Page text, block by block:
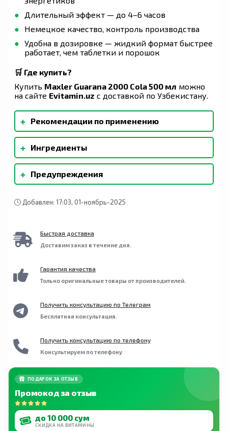
Длительный эффект — до 4–6 часов
Немецкое качество, контроль производства
Удобна в дозировке — жидкий формат быстрее
работает, чем таблетки и порошок
🛒 Где купить?
Купить Maxler Guarana 2000 Cola 500 мл можно
на сайте Evitamin.uz с доставкой по Узбекистану.
+ Рекомендации по применению
📌 Как принимать?: Порция: 10 мл (мерный
колпачок). Принимать 1–2 раза в день,
предпочтительно утром или перед
тренировкой. Можно пить в чистом виде или
разбавлять водой. Не принимать перед сном
(содержит кофеин).
+ Ингредиенты
Вода, экстракт гуараны (8%), концентрат сока
малины (2%), подкислитель (лимонная
кислота), ароматизатор, L-аскорбиновая
подсластители (цикламат натрия, ацесульфам-
тиамина.
+ Предупреждения
дозировку. Не рекомендуется беременным,
Добавлен: 17:03, 01-ноябрь-2025
Быстрая доставка
Доставим заказ в течение дня.
Гарантия качества
Только оригинальные товары от производителей.
Получить консультацию по Телеграм
Бесплатная консультация.
Получить консультацию по телефону
Консультируем по телефону
ПОДАРОК ЗА ОТЗЫВ
Промокод за отзыв
до 10 000 сум
СКИДКА НА ВИТАМИНЫ